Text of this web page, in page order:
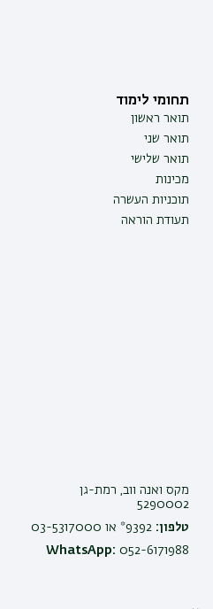
תחומי לימוד
תואר ראשון
תואר שני
תואר שלישי
מכינות
תוכניות העשרה
תעודת הוראה
מקס ואנה ווב, רמת-גן
5290002
טלפון:
WhatsApp: 052-6171988